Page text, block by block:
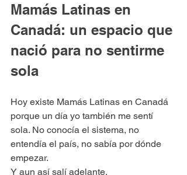
Mamás Latinas en
Canadá: un espacio que
nació para no sentirme
sola
Hoy existe Mamás Latinas en Canadá
porque un día yo también me sentí
sola. No conocía el sistema, no
entendía el país, no sabía por dónde
empezar.
Y aun así salí adelante.